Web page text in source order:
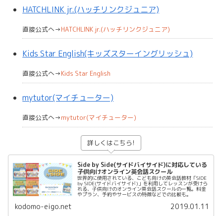
HATCHLINK jr.(ハッチリンクジュニア)
直接公式へ→HATCHLINK jr.(ハッチリンクジュニア)
Kids Star English(キッズスターイングリッシュ)
直接公式へ→Kids Star English
mytutor(マイチューター)
直接公式へ→mytutor(マイチューター)
詳しくはこちら!
Side by Side(サイドバイサイド)に対応している
子供向けオンライン英会話スクール
世界的に使用されている、こども向けの英会話教材「SIDE
by SIDE(サイドバイサイド)」を利用してレッスンが受けら
れる、子供向けのオンライン英会話スクールの一覧。料金
やプラン、予約やサービスの特徴などでの比較も。
kodomo-eigo.net 2019.01.11